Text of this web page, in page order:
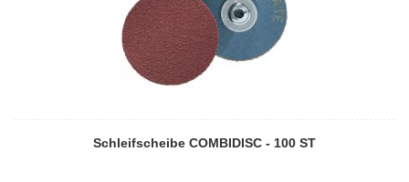
Schleifscheibe COMBIDISC - 100 ST